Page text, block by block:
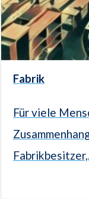
Fabrik
Für viele